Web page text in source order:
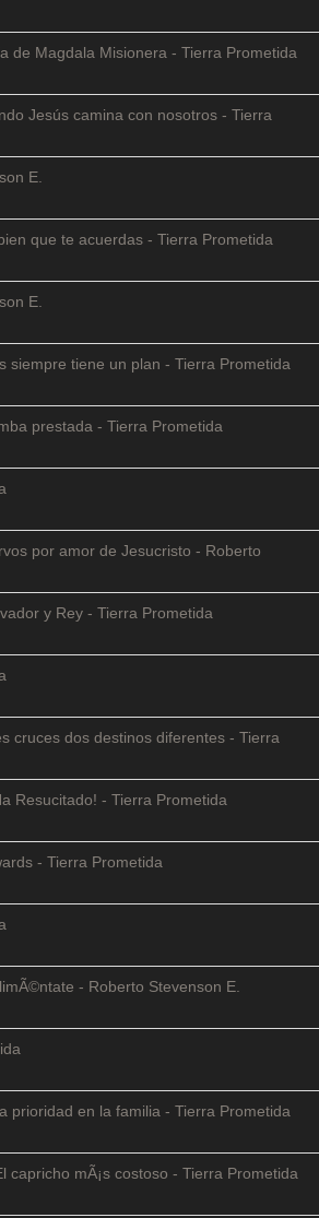
de Magdala Misionera - Tierra Prometida
Jesús camina con nosotros - Tierra
E.
que te acuerdas - Tierra Prometida
E.
siempre tiene un plan - Tierra Prometida
prestada - Tierra Prometida
por amor de Jesucristo - Roberto
y Rey - Tierra Prometida
cruces dos destinos diferentes - Tierra
Resucitado! - Tierra Prometida
- Tierra Prometida
- Roberto Stevenson E.
prioridad en la familia - Tierra Prometida
capricho mÃ¡s costoso - Tierra Prometida